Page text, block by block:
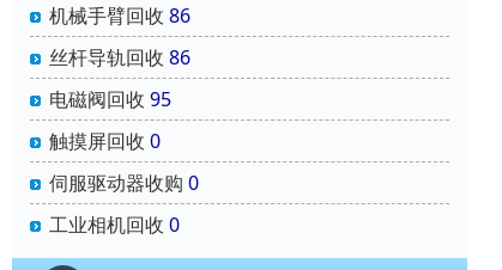
机械手臂回收 86
丝杆导轨回收 86
电磁阀回收 95
触摸屏回收 0
伺服驱动器收购 0
工业相机回收 0